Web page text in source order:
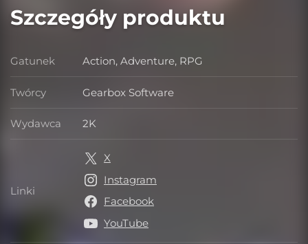
Szczegóły produktu
Gatunek Gatunek
Action, Adventure, RPG
Twórcy Twórcy
Gearbox Software
Wydawca Wydawca
2K
Linki Linki
X
Instagram
Facebook
YouTube